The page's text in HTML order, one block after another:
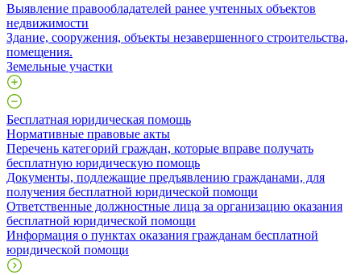
Выявление правообладателей ранее учтенных объектов
недвижимости
​Здание, сооружения, объекты незавершенного строительства,
помещения.
Земельные участки
Бесплатная юридическая помощь
Нормативные правовые акты
Перечень категорий граждан, которые вправе получать
бесплатную юридическую помощь
Документы, подлежащие предъявлению гражданами, для
получения бесплатной юридической помощи
Ответственные должностные лица за организацию оказания
бесплатной юридической помощи
Информация о пунктах оказания гражданам бесплатной
юридической помощи